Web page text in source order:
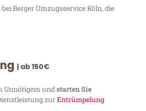
Berger Umzugsservice Köln, die
| ab 150€
Unnötigem und starten Sie
zurEntrümpelung